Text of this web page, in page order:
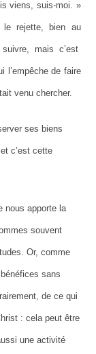
viens, suis-moi. »
le rejette, bien au
mais c’est
l’empêche de faire
venu chercher.
ses biens
c’est cette
nous apporte la
souvent
Or, comme
sans
de ce qui
: cela peut être
une activité